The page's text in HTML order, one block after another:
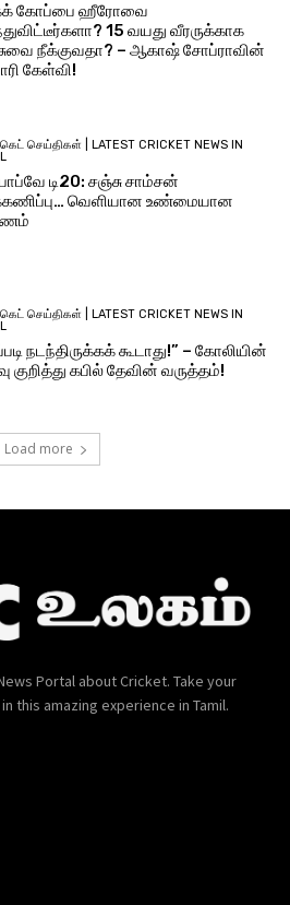
கோப்பை ஹீரோவை
15 வயது வீரருக்காக
நீக்குவதா? – ஆகாஷ் சோப்ராவின்
கேள்வி!
செய்திகள் | LATEST CRICKET NEWS IN
டி20: சஞ்சு சாம்சன்
வெளியான உண்மையான
செய்திகள் | LATEST CRICKET NEWS IN
நடந்திருக்கக் கூடாது!” – கோலியின்
குறித்து கபில் தேவின் வருத்தம்!
Load more
Portal about Cricket. Take your
this amazing experience in Tamil.